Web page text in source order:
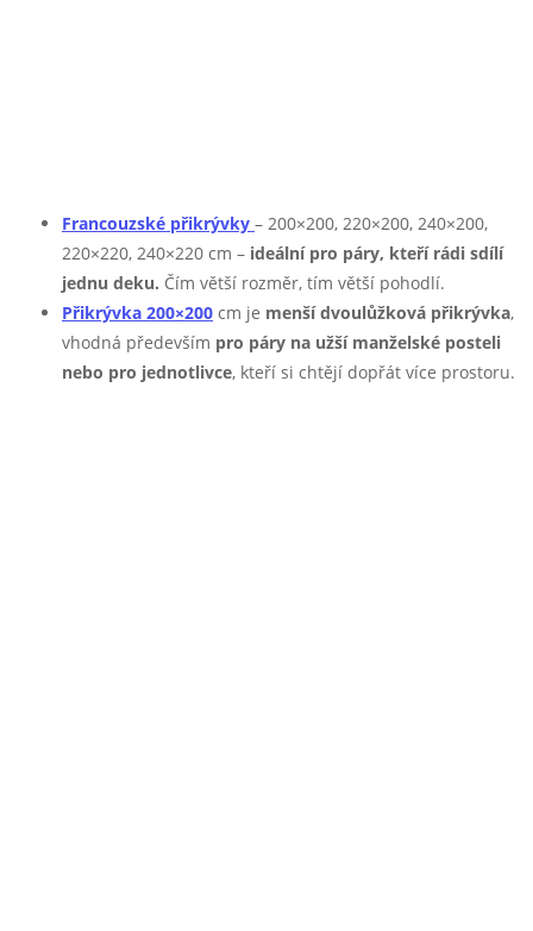
Francouzské přikrývky – 200×200, 220×200, 240×200,
220×220, 240×220 cm – ideální pro páry, kteří rádi sdílí
jednu deku. Čím větší rozměr, tím větší pohodlí.
Přikrývka 200×200 cm je menší dvoulůžková přikrývka,
vhodná především pro páry na užší manželské posteli
nebo pro jednotlivce, kteří si chtějí dopřát více prostoru.